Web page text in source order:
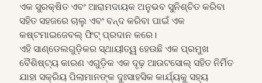
ଏକ ସୁରକ୍ଷିତ ଏବଂ ଆରାମଦାୟକ ଅନୁଭବ ସୁନିଶ୍ଚିତ କରିବା
ସହିତ ସହଜରେ ଚାଲୁ ଏବଂ ବନ୍ଦ କରିବା ପାଇଁ ଏକ
କଷ୍ଟମାଇଜେବଲ୍ ଫିଟ୍ ପ୍ରଦାନ କରେ।
ଏହି ସାଣ୍ଡେଲଗୁଡ଼ିକର ସ୍ଥାୟୀତ୍ୱ ହେଉଛି ଏକ ପ୍ରମୁଖ
ବୈଶିଷ୍ଟ୍ୟ କାରଣ ଏଗୁଡ଼ିକ ଏକ ଦୃଢ଼ ଆଉଟସୋଲ୍ ସହିତ ନିର୍ମିତ
ଯାହା ସକ୍ରିୟ ପିଲାମାନଙ୍କ ଦୁଃସାହସିକ କାର୍ଯ୍ୟକୁ ସହ୍ୟ